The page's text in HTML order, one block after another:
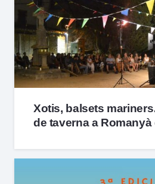
Xotis, balsets
de taverna a Romanyà